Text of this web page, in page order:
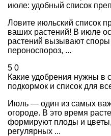
июле: удобный список
Ловите июльский список
ваших растений! В июле
растений вызывают
пероноспороз, ...
5 0
Какие удобрения нужны в
подкормок и список для
Июль — один из самых
огороде. В это время
формируют плоды и
регулярных ...